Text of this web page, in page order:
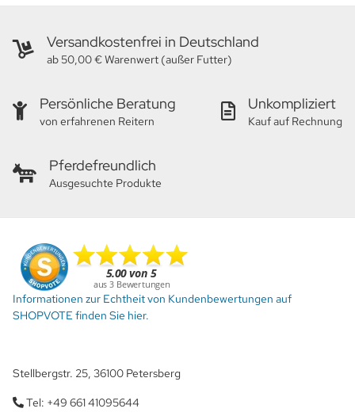
Versandkostenfrei in Deutschland
ab 50,00 € Warenwert (außer Futter)
Persönliche Beratung
von erfahrenen Reitern
Unkompliziert
Kauf auf Rechnung
Pferdefreundlich
Ausgesuchte Produkte
Informationen zur Echtheit von Kundenbewertungen auf
SHOPVOTE finden Sie hier.
Stellbergstr. 25, 36100 Petersberg
Tel: +49 661 41095644